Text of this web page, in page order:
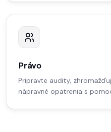
Právo
Pripravte audity,
nápravné opatrenia s